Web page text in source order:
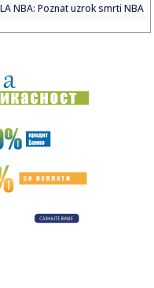
NBA: Poznat uzrok smrti NBA
izgorela kompletna kuća
"Taj poraz me uništio"
na komad
Stolac - Neum: Nekoliko